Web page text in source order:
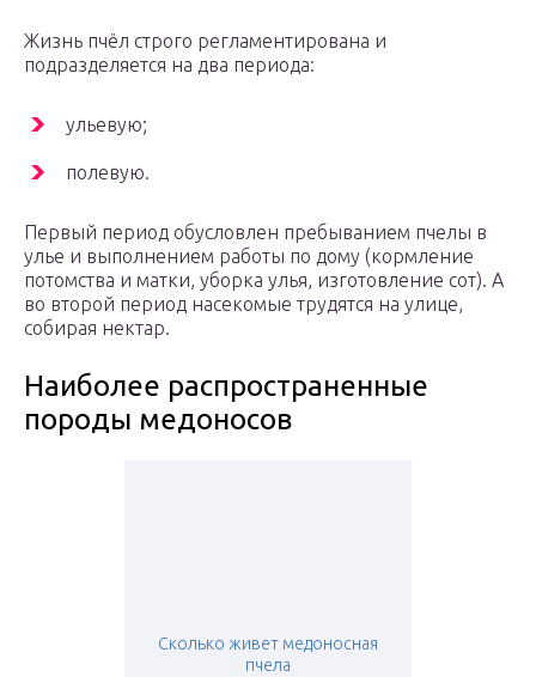
Жизнь пчёл строго регламентирована и
подразделяется на два периода:
ульевую;
полевую.
Первый период обусловлен пребыванием пчелы в
улье и выполнением работы по дому (кормление
потомства и матки, уборка улья, изготовление сот). А
во второй период насекомые трудятся на улице,
собирая нектар.
Наиболее распространенные
породы медоносов
Сколько живет медоносная
пчела